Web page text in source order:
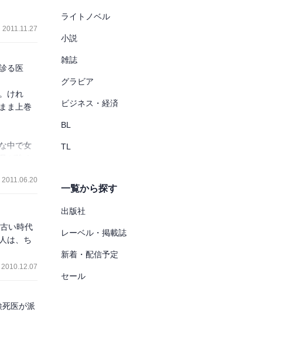
。
2011.11.27
る医
けれ
ま上巻
中で女
仕事な
った。
の力に
分の意
ないも
行われ
にして
自分の
2011.06.20
い時代
は、ち
2010.12.07
医が派
ライトノベル
小説
雑誌
グラビア
ビジネス・経済
BL
TL
一覧から探す
出版社
レーベル・掲載誌
新着・配信予定
セール